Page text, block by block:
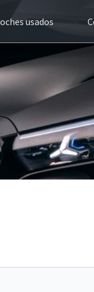
usados